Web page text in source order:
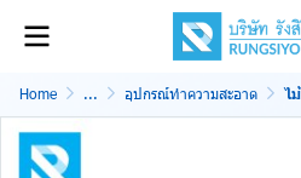
Home ... อุปกรณ์ทำความสะอาด ไ